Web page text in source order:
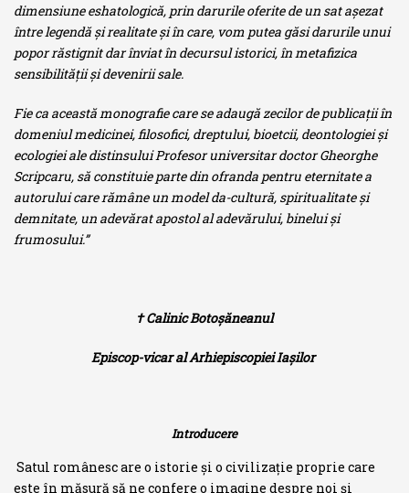
dimensiune eshatologică, prin darurile oferite de un sat aşezat
între legendă şi realitate şi în care, vom putea găsi darurile unui
popor răstignit dar înviat în decursul istorici, în metafizica
sensibilităţii şi devenirii sale.
Fie ca această monografie care se adaugă zecilor de publicaţii în
domeniul medicinei, filosofici, dreptului, bioetcii, deontologiei şi
ecologiei ale distinsului Profesor universitar doctor Gheorghe
Scripcaru, să constituie parte din ofranda pentru eternitate a
autorului care rămâne un model da-cultură, spiritualitate şi
demnitate, un adevărat apostol al adevărului, binelui şi
frumosului.”
† Calinic Botoşăneanul
Episcop-vicar al Arhiepiscopiei Iaşilor
Introducere
Satul românesc are o istorie şi o civilizaţie proprie care
este în măsură să ne confere o imagine despre noi şi